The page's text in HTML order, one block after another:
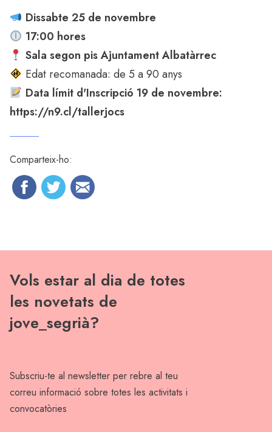
Dissabte 25 de novembre
17:00 hores
Sala segon pis Ajuntament Albatàrrec
Edat recomanada: de 5 a 90 anys
Data límit d'Inscripció 19 de novembre:
https://n9.cl/tallerjocs
Comparteix-ho:
Vols estar al dia de totes
les novetats de
jove_segrià?
Subscriu-te al newsletter per rebre al teu
correu informació sobre totes les activitats i
convocatòries